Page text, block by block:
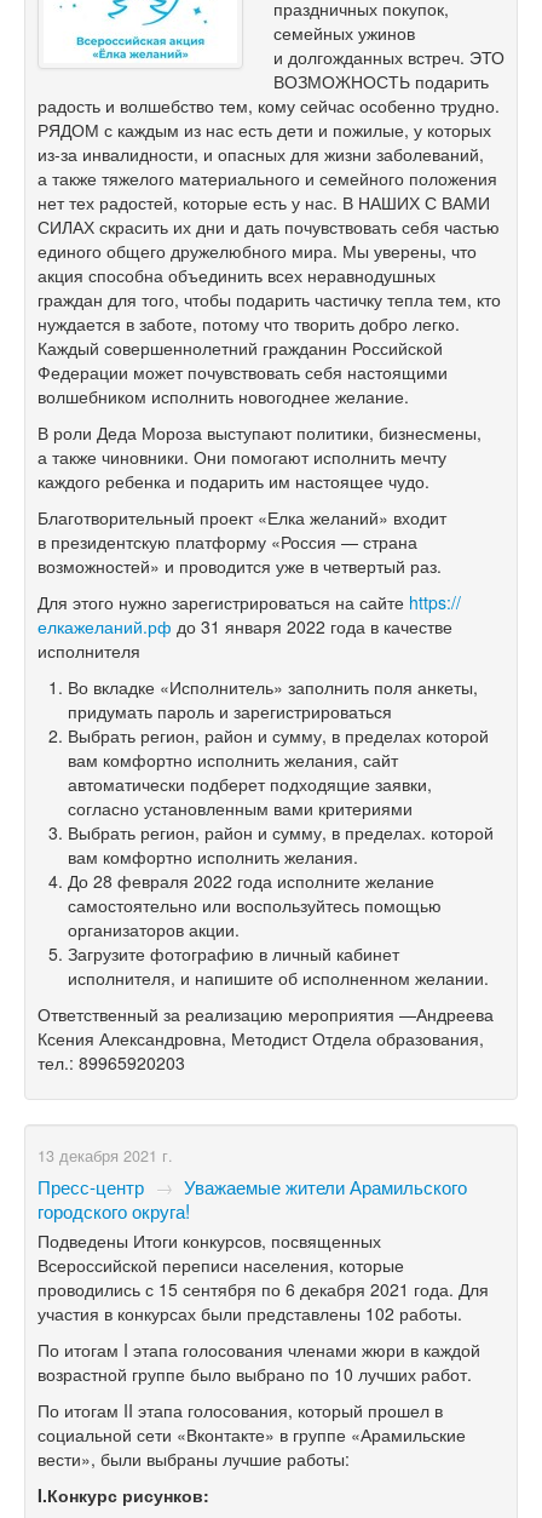
праздничных покупок,
семейных ужинов
и долгожданных встреч. ЭТО
ВОЗМОЖНОСТЬ подарить
радость и волшебство тем, кому сейчас особенно трудно.
РЯДОМ с каждым из нас есть дети и пожилые, у которых
из-за инвалидности, и опасных для жизни заболеваний,
а также тяжелого материального и семейного положения
нет тех радостей, которые есть у нас. В НАШИХ С ВАМИ
СИЛАХ скрасить их дни и дать почувствовать себя частью
единого общего дружелюбного мира. Мы уверены, что
акция способна объединить всех неравнодушных
граждан для того, чтобы подарить частичку тепла тем, кто
нуждается в заботе, потому что творить добро легко.
Каждый совершеннолетний гражданин Российской
Федерации может почувствовать себя настоящими
волшебником исполнить новогоднее желание.
В роли Деда Мороза выступают политики, бизнесмены,
а также чиновники. Они помогают исполнить мечту
каждого ребенка и подарить им настоящее чудо.
Благотворительный проект «Елка желаний» входит
в президентскую платформу «Россия — страна
возможностей» и проводится уже в четвертый раз.
Для этого нужно зарегистрироваться на сайте https://
елкажеланий.рф до 31 января 2022 года в качестве
исполнителя
Во вкладке «Исполнитель» заполнить поля анкеты,
придумать пароль и зарегистрироваться
Выбрать регион, район и сумму, в пределах которой
вам комфортно исполнить желания, сайт
автоматически подберет подходящие заявки,
согласно установленным вами критериями
Выбрать регион, район и сумму, в пределах. которой
вам комфортно исполнить желания.
До 28 февраля 2022 года исполните желание
самостоятельно или воспользуйтесь помощью
организаторов акции.
Загрузите фотографию в личный кабинет
исполнителя, и напишите об исполненном желании.
Ответственный за реализацию мероприятия —Андреева
Ксения Александровна, Методист Отдела образования,
тел.: 89965920203
13 декабря 2021 г.
Пресс-центр → Уважаемые жители Арамильского
городского округа!
Подведены Итоги конкурсов, посвященных
Всероссийской переписи населения, которые
проводились с 15 сентября по 6 декабря 2021 года. Для
участия в конкурсах были представлены 102 работы.
По итогам I этапа голосования членами жюри в каждой
возрастной группе было выбрано по 10 лучших работ.
По итогам II этапа голосования, который прошел в
социальной сети «Вконтакте» в группе «Арамильские
вести», были выбраны лучшие работы:
I.Конкурс рисунков: